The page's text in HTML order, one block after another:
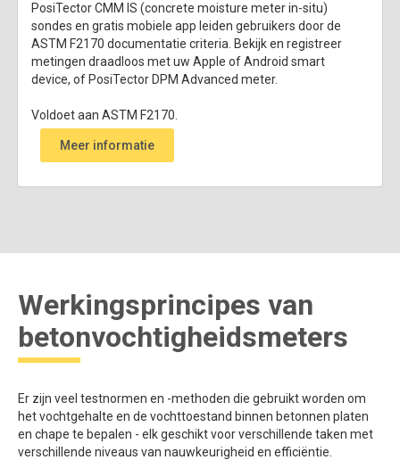
PosiTector CMM IS (concrete moisture meter in-situ)
sondes en gratis mobiele app leiden gebruikers door de
ASTM F2170 documentatie criteria. Bekijk en registreer
metingen draadloos met uw Apple of Android smart
device, of PosiTector DPM Advanced meter.
Voldoet aan ASTM F2170.
Meer informatie
Werkingsprincipes van
betonvochtigheidsmeters
Er zijn veel testnormen en -methoden die gebruikt worden om
het vochtgehalte en de vochttoestand binnen betonnen platen
en chape te bepalen - elk geschikt voor verschillende taken met
verschillende niveaus van nauwkeurigheid en efficiëntie.